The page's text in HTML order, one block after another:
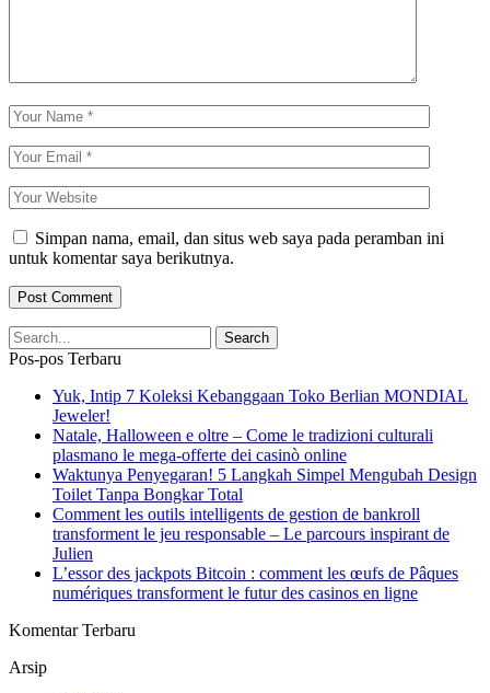
Simpan nama, email, dan situs web saya pada peramban ini
untuk komentar saya berikutnya.
Pos-pos Terbaru
Yuk, Intip 7 Koleksi Kebanggaan Toko Berlian MONDIAL
Jeweler!
Natale, Halloween e oltre – Come le tradizioni culturali
plasmano le mega‑offerte dei casinò online
Waktunya Penyegaran! 5 Langkah Simpel Mengubah Design
Toilet Tanpa Bongkar Total
Comment les outils intelligents de gestion de bankroll
transforment le jeu responsable – Le parcours inspirant de
Julien
L’essor des jackpots Bitcoin : comment les œufs de Pâques
numériques transforment le futur des casinos en ligne
Komentar Terbaru
Arsip